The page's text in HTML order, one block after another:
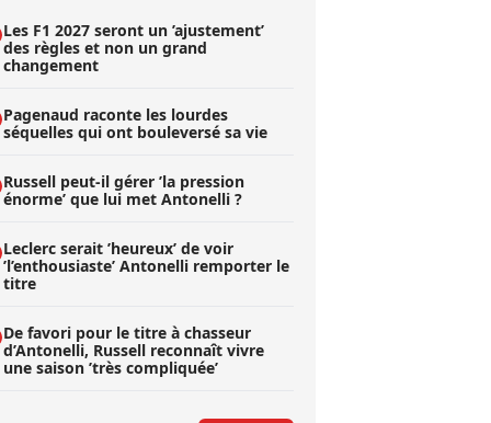
Les F1 2027 seront un ’ajustement’
des règles et non un grand
changement
Pagenaud raconte les lourdes
séquelles qui ont bouleversé sa vie
Russell peut-il gérer ’la pression
énorme’ que lui met Antonelli ?
Leclerc serait ’heureux’ de voir
’l’enthousiaste’ Antonelli remporter le
titre
De favori pour le titre à chasseur
d’Antonelli, Russell reconnaît vivre
une saison ’très compliquée’